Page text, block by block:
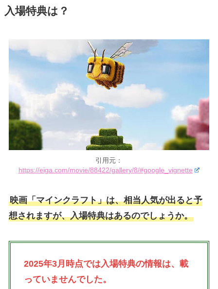
入場特典は？
引用元：
https://eiga.com/movie/88422/gallery/8/#google_vignette
映画「マインクラフト」は、相当人気が出ると予
想されますが、入場特典はあるのでしょうか。
2025年3月時点では入場特典の情報は、載
っていませんでした。